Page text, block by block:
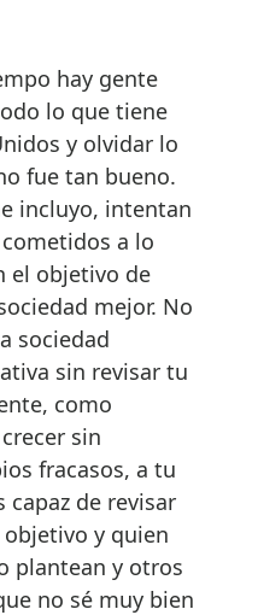
hay gente
lo que tiene
y olvidar lo
fue tan bueno.
incluyo, intentan
a lo
el objetivo de
mejor. No
sociedad
sin revisar tu
como
sin
fracasos, a tu
capaz de revisar
y quien
plantean y otros
no sé muy bien